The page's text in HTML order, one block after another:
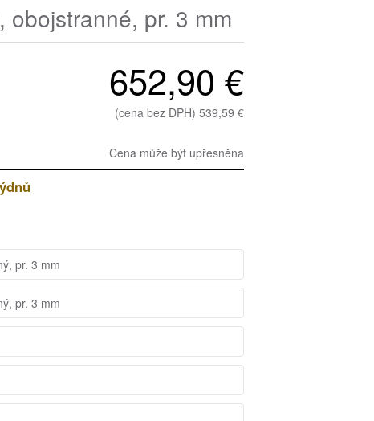
pr. 3 mm
652,90 €
(cena bez DPH) 539,59 €
Cena může být upřesněna
pr. 3 mm
pr. 3 mm